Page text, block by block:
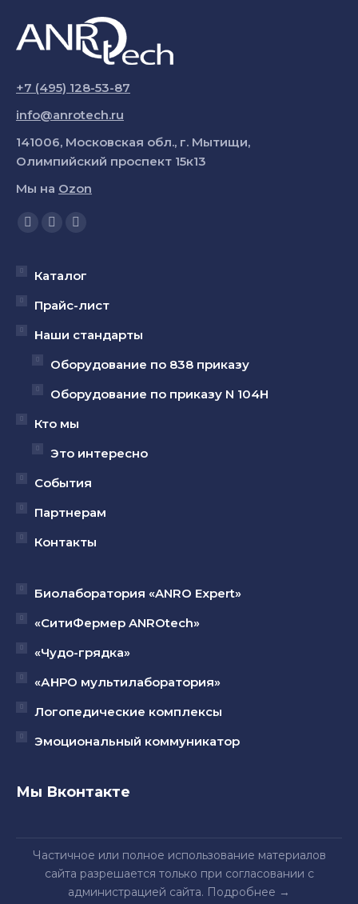
+7 (495) 128-53-87
info@anrotech.ru
141006, Московская обл., г. Мытищи,
Олимпийский проспект 15к13
Мы на Ozon
Ищите нас:
Страница
открывается
новом
окне
Страница
открывается
новом
окне
Страница
открывается
новом
окне
Каталог
Прайс-лист
Наши стандарты
Оборудование по 838 приказу
Оборудование по приказу N 104Н
Кто мы
Это интересно
События
Партнерам
Контакты
Биолаборатория «ANRO Expert»
«СитиФермер ANROtech»
«Чудо-грядка»
«АНРО мультилаборатория»
Логопедические комплексы
Эмоциональный коммуникатор
Мы Вконтакте
Частичное или полное использование материалов
сайта разрешается только при согласовании с
администрацией сайта. Подробнее →